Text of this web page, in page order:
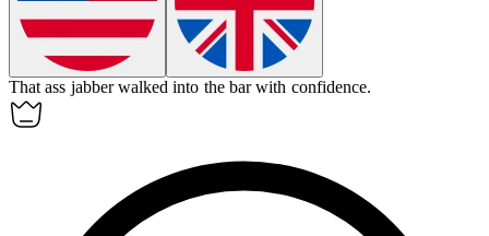
Thatass jabber walked into the bar with confidence.